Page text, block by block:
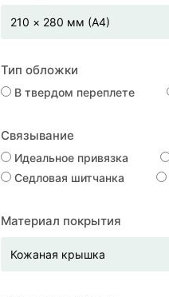
Тип обложки
В твердом переплете
Связывание
Идеальное привязка
Седловая шитчанка
Материал покрытия